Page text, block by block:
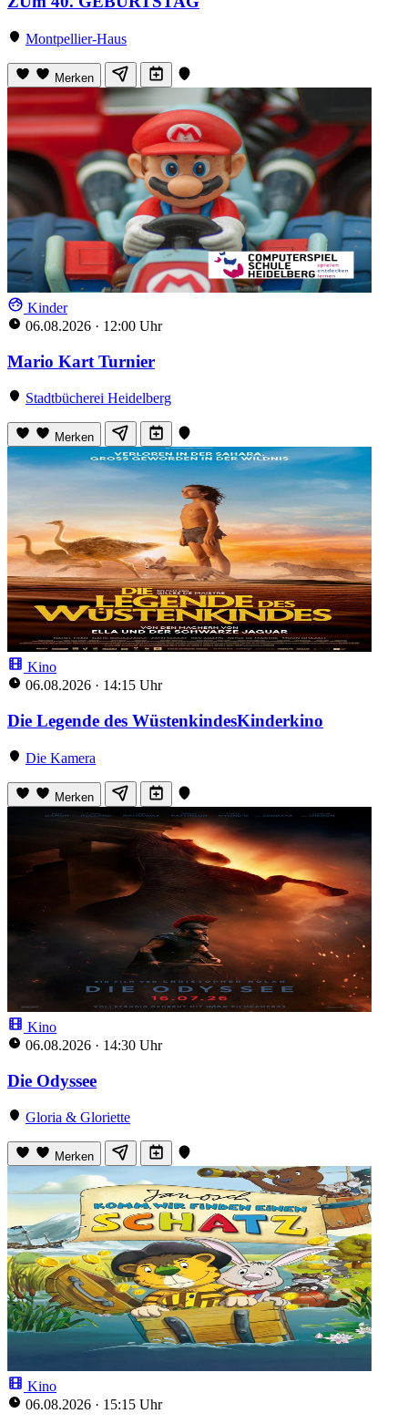
Montpellier-Haus
Merken
Kinder
06.08.2026 · 12:00 Uhr
Mario Kart Turnier
Stadtbücherei Heidelberg
Merken
Kino
06.08.2026 · 14:15 Uhr
Die Legende des WüstenkindesKinderkino
Die Kamera
Merken
Kino
06.08.2026 · 14:30 Uhr
Die Odyssee
Gloria & Gloriette
Merken
Kino
06.08.2026 · 15:15 Uhr